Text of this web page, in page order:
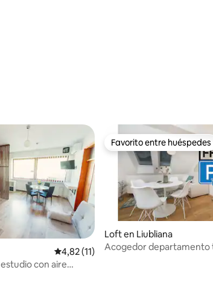
evaluaciones
42 evaluacionesCalificación promedio: 4,82 de 5. 11
4,82 (11)
con aire
Favorito entre huéspedes
Favorito entre huéspedes
Loft en Liubliana
Acogedor departamento